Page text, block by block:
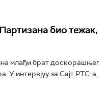
био тежак,
млађи брат доскорашњег
У интервјуу за Сајт РТС-а,